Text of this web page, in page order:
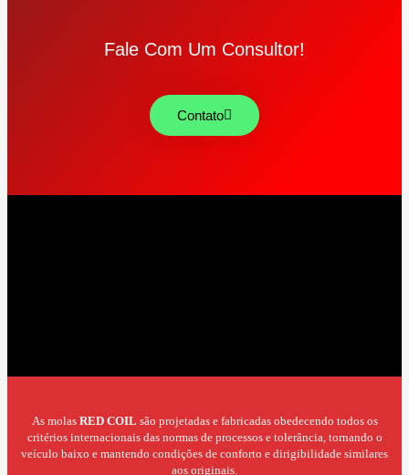
Fale Com Um Consultor!
Contato
As molas RED COIL são projetadas e fabricadas obedecendo todos os
critérios internacionais das normas de processos e tolerância, tornando o
veículo baixo e mantendo condições de conforto e dirigibilidade similares
aos originais.